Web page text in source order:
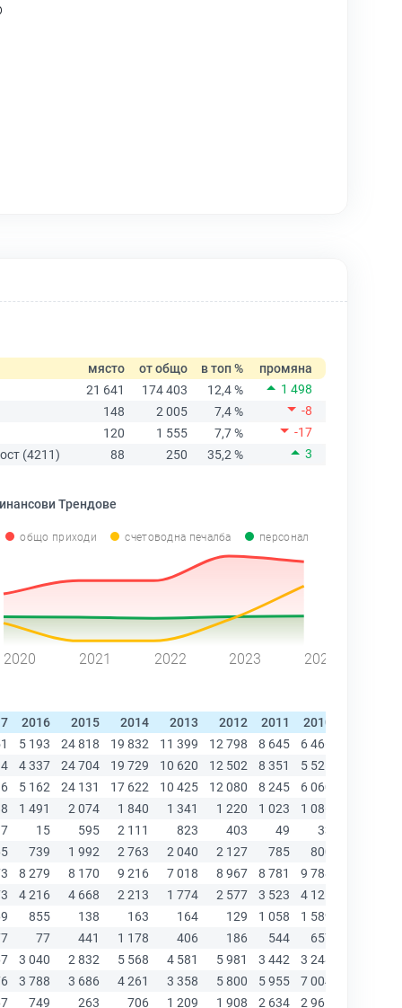
място от общо в топ %
промяна
21 641
174 403 12,4 %
1 498
148
2 005 7,4 %
-8
120
1 555 7,7 %
-17
(4211)
88 250 35,2 % 3
Трендове
общо приходи счетоводна печалба персонал
2020 2021 2022 2023 2024
2016 2015 2014 2013 2012 2011 2010